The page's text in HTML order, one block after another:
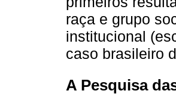
raça e grupo
institucional
caso brasileiro
A Pesquisa